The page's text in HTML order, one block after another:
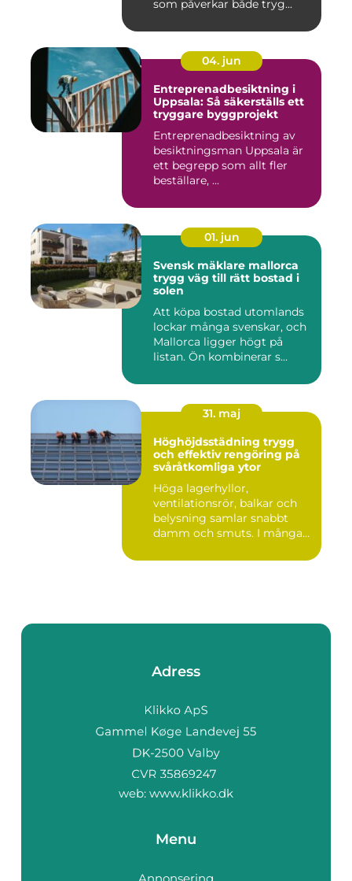
som påverkar både tryg...
04. jun
Entreprenadbesiktning i
Uppsala: Så säkerställs ett
tryggare byggprojekt
Entreprenadbesiktning av
besiktningsman Uppsala är
ett begrepp som allt fler
beställare, ...
01. jun
Svensk mäklare mallorca
trygg väg till rätt bostad i
solen
Att köpa bostad utomlands
lockar många svenskar, och
Mallorca ligger högt på
listan. Ön kombinerar s...
31. maj
Höghöjdsstädning trygg
och effektiv rengöring på
svåråtkomliga ytor
Höga lagerhyllor,
ventilationsrör, balkar och
belysning samlar snabbt
damm och smuts. I många
Adress
web: www.klikko.dk
Menu